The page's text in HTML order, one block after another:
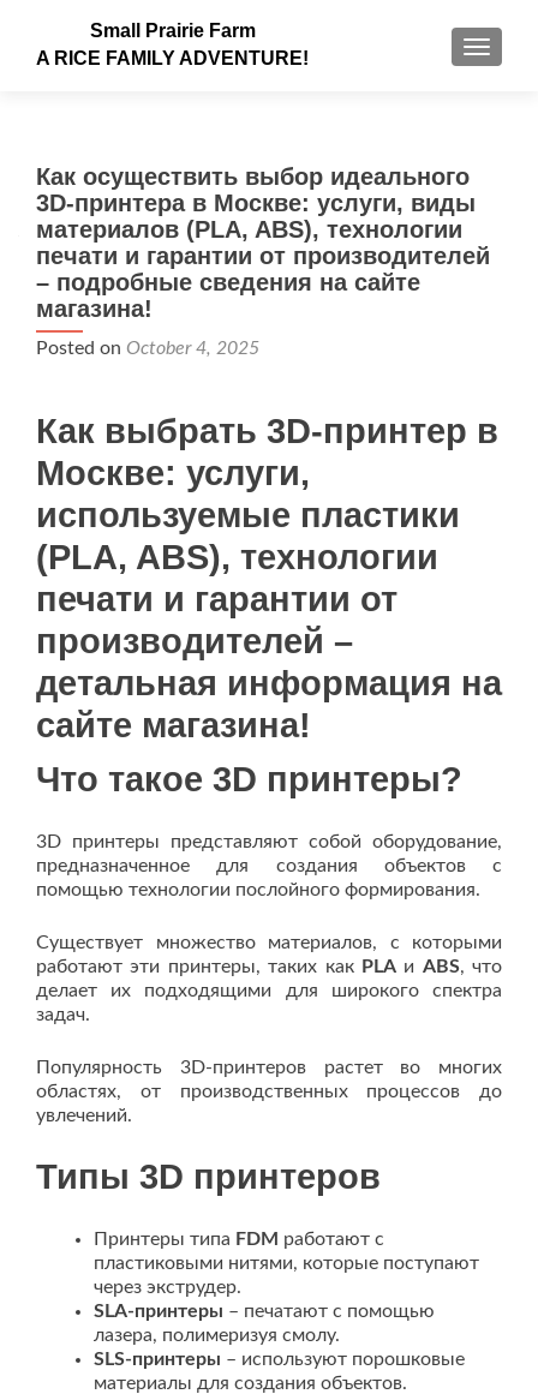
Small Prairie Farm
A RICE FAMILY ADVENTURE!
Как осуществить выбор идеального
3D-принтера в Москве: услуги, виды
материалов (PLA, ABS), технологии
печати и гарантии от производителей
– подробные сведения на сайте
магазина!
Posted on October 4, 2025
Как выбрать 3D-принтер в
Москве: услуги,
используемые пластики
(PLA, ABS), технологии
печати и гарантии от
производителей –
детальная информация на
сайте магазина!
Что такое 3D принтеры?
3D принтеры представляют собой оборудование,
предназначенное для создания объектов с
помощью технологии послойного формирования.
Существует множество материалов, с которыми
работают эти принтеры, таких как PLAи ABS, что
делает их подходящими для широкого спектра
задач.
Популярность 3D-принтеров растет во многих
областях, от производственных процессов до
увлечений.
Типы 3D принтеров
Принтеры типа FDM работают с
пластиковыми нитями, которые поступают
через экструдер.
SLA-принтеры – печатают с помощью
лазера, полимеризуя смолу.
SLS-принтеры – используют порошковые
материалы для создания объектов.